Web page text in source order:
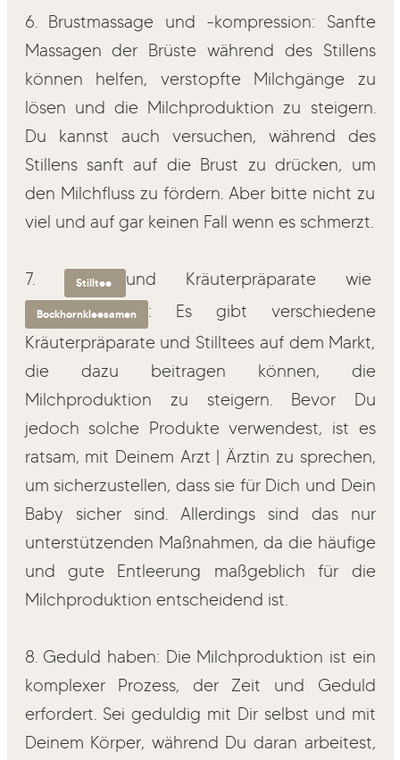
6. Brustmassage und -kompression: Sanfte
Massagen der Brüste während des Stillens
können helfen, verstopfte Milchgänge zu
lösen und die Milchproduktion zu steigern.
Du kannst auch versuchen, während des
Stillens sanft auf die Brust zu drücken, um
den Milchfluss zu fördern. Aber bitte nicht zu
viel und auf gar keinen Fall wenn es schmerzt.
7. Stilltee und Kräuterpräparate wie
Bockhornkleesamen
: Es gibt verschiedene
Kräuterpräparate und Stilltees auf dem Markt,
die dazu beitragen können, die
Milchproduktion zu steigern. Bevor Du
jedoch solche Produkte verwendest, ist es
ratsam, mit Deinem Arzt | Ärztin zu sprechen,
um sicherzustellen, dass sie für Dich und Dein
Baby sicher sind. Allerdings sind das nur
unterstützenden Maßnahmen, da die häufige
und gute Entleerung maßgeblich für die
Milchproduktion entscheidend ist.
8. Geduld haben: Die Milchproduktion ist ein
komplexer Prozess, der Zeit und Geduld
erfordert. Sei geduldig mit Dir selbst und mit
Deinem Körper, während Du daran arbeitest,